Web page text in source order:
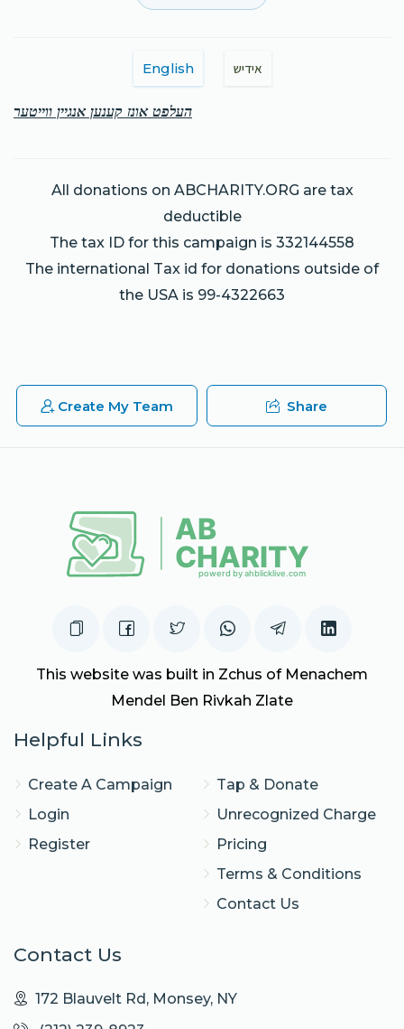
English אידיש
העלפט אונז קענען אנגיין ווייטער
All donations on ABCHARITY.ORG are tax
deductible
The tax ID for this campaign is 332144558
The international Tax id for donations outside of
the USA is 99-4322663
Create My Team Share
This website was built in Zchus of Menachem
Mendel Ben Rivkah Zlate
Helpful Links
Create A Campaign
Login
Register
Tap & Donate
Unrecognized Charge
Pricing
Terms & Conditions
Contact Us
Contact Us
172 Blauvelt Rd, Monsey, NY